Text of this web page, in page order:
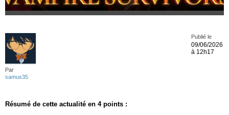
Par
samus35
Publié le
09/06/2026
à 12h17
Résumé de cette actualité en 4 points :